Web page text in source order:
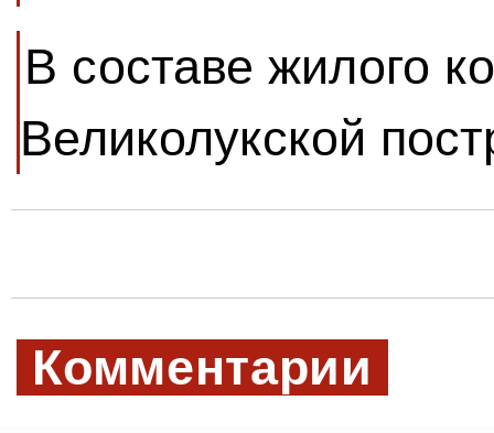
В составе жилого
Великолукской
Комментарии